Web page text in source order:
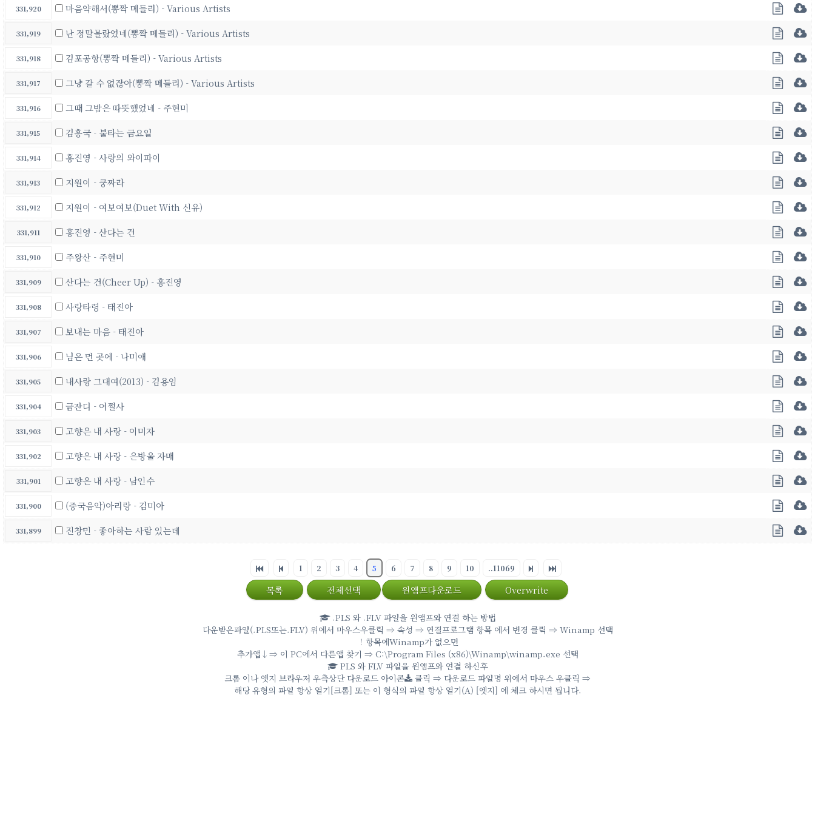
331,920 마음약해서(뽕짝 메들리) - Various Artists
331,919 난 정말몰랐었네(뽕짝 메들리) - Various Artists
331,918 김포공항(뽕짝 메들리) - Various Artists
331,917 그냥 갈 수 없잖아(뽕짝 메들리) - Various Artists
331,916 그때 그밤은 따뜻했었네 - 주현미
331,915 김흥국 - 불타는 금요일
331,914 홍진영 - 사랑의 와이파이
331,913 지원이 - 쿵짜라
331,912 지원이 - 여보여보(Duet With 신유)
331,911 홍진영 - 산다는 건
331,910 주왕산 - 주현미
331,909 산다는 건(Cheer Up) - 홍진영
331,908 사랑타령 - 태진아
331,907 보내는 마음 - 태진아
331,906 님은 먼 곳에 - 나미애
331,905 내사랑 그대여(2013) - 김용임
331,904 금잔디 - 어쩔사
331,903 고향은 내 사랑 - 이미자
331,902 고향은 내 사랑 - 은방울 자매
331,901 고향은 내 사랑 - 남인수
331,900 (중국음악)아리랑 - 김미아
331,899 진창민 - 좋아하는 사람 있는데
1 2 3 4 5 6 7 8 9 10 ..11069
목록 전체선택 윈앰프다운로드 Overwrite
.PLS 와 .FLV 파일을 윈앰프와 연결 하는 방법
다운받은파일(.PLS또는.FLV) 위에서 마우스우클릭 ⇒ 속성 ⇒ 연결프로그램 항목 에서 변경 클릭 ⇒ Winamp 선택
！항목에Winamp가 없으면
추가앱↓⇒ 이 PC에서 다른앱 찾기 ⇒ C:\Program Files (x86)\Winamp\winamp.exe 선택
PLS 와 FLV 파일을 윈앰프와 연결 하신후
크롬 이나 엣지 브라우저 우측상단 다운로드 아이콘
클릭 ⇒ 다운로드 파일명 위에서 마우스 우클릭 ⇒
해당 유형의 파일 항상 열기[크롬] 또는 이 형식의 파일 항상 열기(A) [엣지] 에 체크 하시면 됩니다.